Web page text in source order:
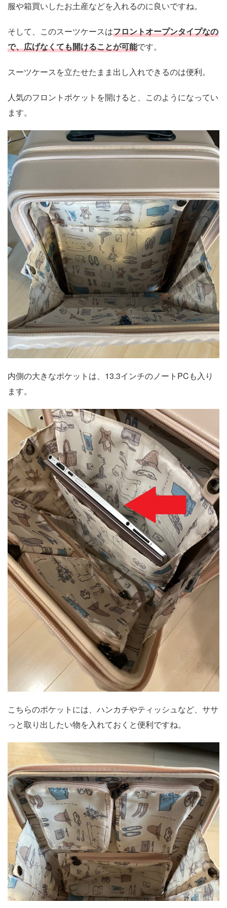
服や箱買いしたお土産などを入れるのに良いですね。
そして、このスーツケースはフロントオープンタイプなの
で、広げなくても開けることが可能です。
スーツケースを立たせたまま出し入れできるのは便利。
人気のフロントポケットを開けると、このようになってい
ます。
内側の大きなポケットは、13.3インチのノートPCも入り
ます。
こちらのポケットには、ハンカチやティッシュなど、ササ
っと取り出したい物を入れておくと便利ですね。